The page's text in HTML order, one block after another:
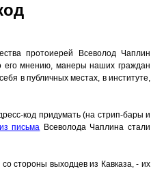
протоиерей Всеволод Чаплин
его мнению, манеры наших граждан
в публичных местах, в институте,
код придумать (на стрип-бары и
письма Всеволода Чаплина стали
со стороны выходцев из Кавказа, - их